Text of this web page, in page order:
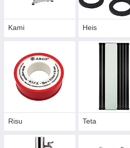
Kami Heis
Risu Teta